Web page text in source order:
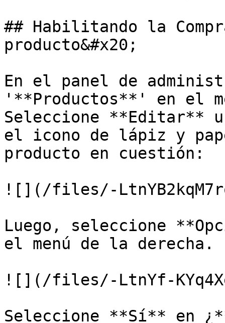
## Habilitando la
producto&#x20;
En el panel de
'**Productos**' en el
Seleccione **Editar**
el icono de lápiz y
producto en cuestión:
![](/files/-
Luego, seleccione
el menú de la derecha.
![](/files/-LtnYf-
Seleccione **Sí** en